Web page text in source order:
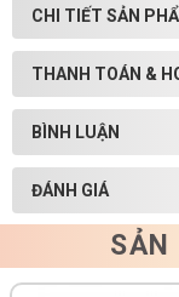
Z
CHI TIẾT SẢN
THANH TOÁN &
BÌNH LUẬN
ĐÁNH GIÁ
SẢN